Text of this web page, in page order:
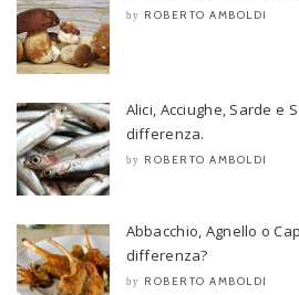
by ROBERTO AMBOLDI
Alici, Acciughe, Sarde e
differenza.
by ROBERTO AMBOLDI
Abbacchio, Agnello o
differenza?
by ROBERTO AMBOLDI